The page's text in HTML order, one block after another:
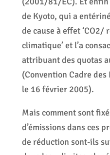
de Kyoto, qui a
de cause à effet ‘CO2/
climatique’ et l’a
attribuant des quotas
(Convention Cadre
le 16 février 2005).
Mais comment sont
d’émissions dans ces
de réduction sont-ils